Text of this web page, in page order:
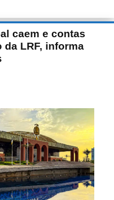
caem e contas
LRF, informa